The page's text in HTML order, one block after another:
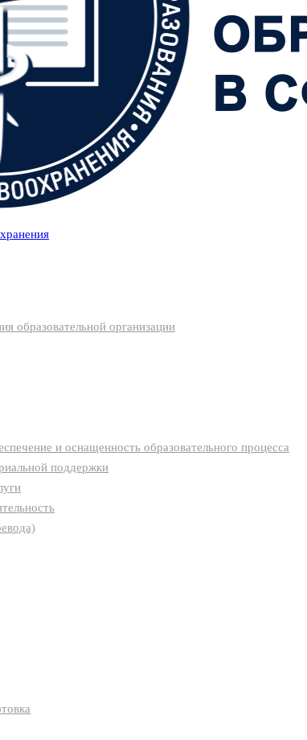
образовательной организации
и оснащенность образовательного процесса
поддержки